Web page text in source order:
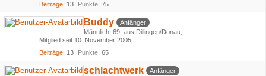
Beiträge 13 Punkte 75
Buddy
Anfänger
Männlich 69 aus Dillingen\Donau
Mitglied seit 10. November 2005
Beiträge 13 Punkte 65
schlachtwerk
Anfänger